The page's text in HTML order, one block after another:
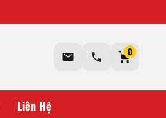
0
Liên Hệ